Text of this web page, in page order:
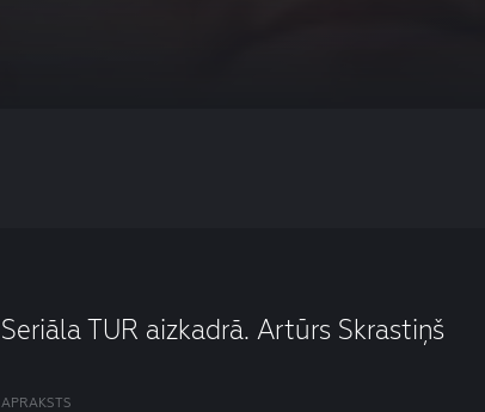
Seriāla TUR aizkadrā. Artūrs Skrastiņš
APRAKSTS